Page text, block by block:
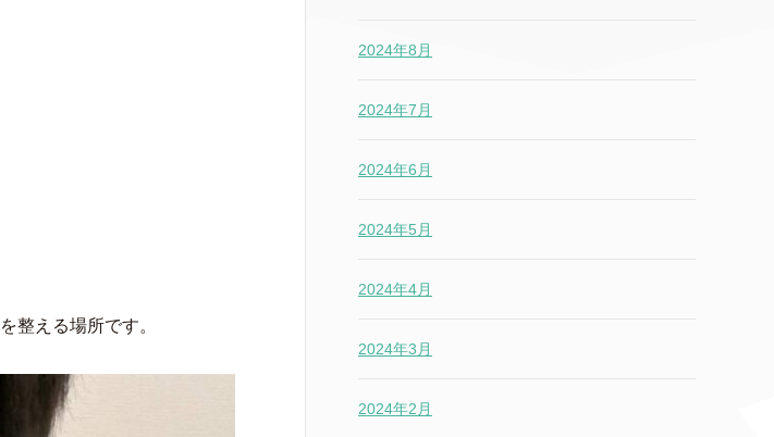
を整える場所です。
2024年8月
2024年7月
2024年6月
2024年5月
2024年4月
2024年3月
2024年2月